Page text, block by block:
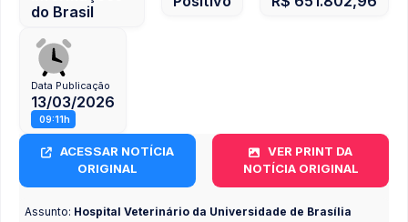
do Brasil
Data Publicação
13/03/2026
09:11h
ACESSAR NOTÍCIA
ORIGINAL
VER PRINT DA
NOTÍCIA ORIGINAL
Assunto: Hospital Veterinário da Universidade de Brasília